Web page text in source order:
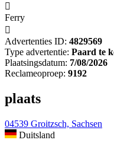

Ferry

Advertenties ID: 4829569
Type advertentie: Paard te
Plaatsingsdatum: 7/08/2026
Reclameoproep: 9192
plaats
04539 Groitzsch, Sachsen
Duitsland